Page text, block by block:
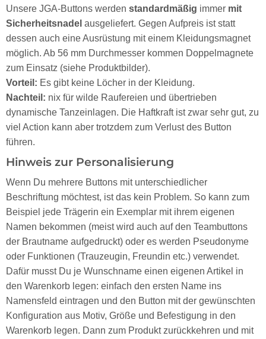
Unsere JGA-Buttons werden standardmäßig immer mit
Sicherheitsnadel ausgeliefert. Gegen Aufpreis ist statt
dessen auch eine Ausrüstung mit einem Kleidungsmagnet
möglich. Ab 56 mm Durchmesser kommen Doppelmagnete
zum Einsatz (siehe Produktbilder).
Vorteil: Es gibt keine Löcher in der Kleidung.
Nachteil: nix für wilde Raufereien und übertrieben
dynamische Tanzeinlagen. Die Haftkraft ist zwar sehr gut, zu
viel Action kann aber trotzdem zum Verlust des Button
führen.
Hinweis zur Personalisierung
Wenn Du mehrere Buttons mit unterschiedlicher
Beschriftung möchtest, ist das kein Problem. So kann zum
Beispiel jede Trägerin ein Exemplar mit ihrem eigenen
Namen bekommen (meist wird auch auf den Teambuttons
der Brautname aufgedruckt) oder es werden Pseudonyme
oder Funktionen (Trauzeugin, Freundin etc.) verwendet.
Dafür musst Du je Wunschname einen eigenen Artikel in
den Warenkorb legen: einfach den ersten Name ins
Namensfeld eintragen und den Button mit der gewünschten
Konfiguration aus Motiv, Größe und Befestigung in den
Warenkorb legen. Dann zum Produkt zurückkehren und mit